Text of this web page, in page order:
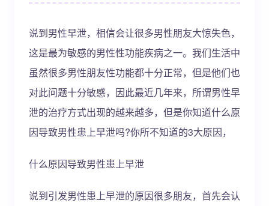
说到男性早泄，相信会让很多男性朋友大惊失色，
这是最为敏感的男性性功能疾病之一。我们生活中
虽然很多男性朋友性功能都十分正常，但是他们也
对此问题十分敏感，因此最近几年来，所谓男性早
泄的治疗方式出现的越来越多，但是你知道什么原
因导致男性患上早泄吗?你所不知道的3大原因，
什么原因导致男性患上早泄
说到引发男性患上早泄的原因很多朋友，首先会认